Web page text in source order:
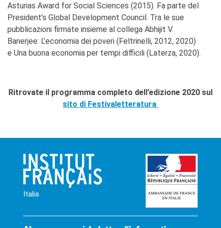
Asturias Award for Social Sciences (2015). Fa parte del
President’s Global Development Council. Tra le sue
pubblicazioni firmate insieme al collega Abhijit V.
Banerjee: L’economia dei poveri (Feltrinelli, 2012, 2020)
e Una buona economia per tempi difficili (Laterza, 2020).
Ritrovate il programma completo dell’edizione 2020 sul
sito di Festivaletteratura
Italia